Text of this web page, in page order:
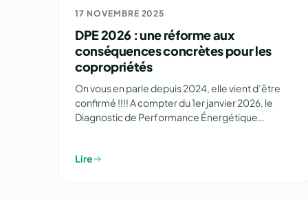
📋 RÉGLEMENTATION
17 NOVEMBRE 2025
DPE 2026 : une réforme aux
conséquences concrètes pour les
copropriétés
On vous en parle depuis 2024, elle vient d’être
confirmé !!!! A compter du 1er janvier 2026, le
Diagnostic de Performance Énergétique…
Lire